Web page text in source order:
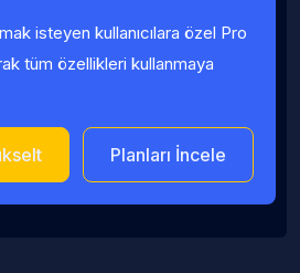
isteyen kullanıcılara özel Pro
tüm özellikleri kullanmaya
Planları İncele